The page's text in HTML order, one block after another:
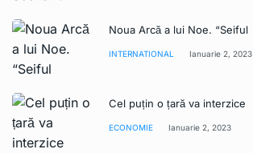
Noua Arcă a lui Noe. “Seiful
INTERNATIONAL Ianuarie 2, 2023
Cel puțin o țară va interzice
ECONOMIE Ianuarie 2, 2023